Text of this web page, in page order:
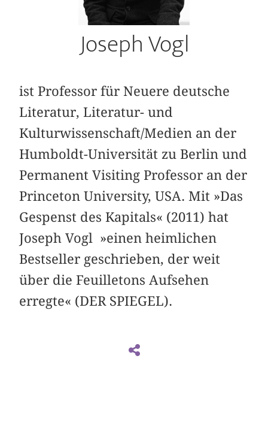
Joseph Vogl
ist Professor für Neuere deutsche
Literatur, Literatur- und
Kulturwissenschaft/Medien an der
Humboldt-Universität zu Berlin und
Permanent Visiting Professor an der
Princeton University, USA. Mit »Das
Gespenst des Kapitals« (2011) hat
Joseph Vogl »einen heimlichen
Bestseller geschrieben, der weit
über die Feuilletons Aufsehen
erregte« (DER SPIEGEL).